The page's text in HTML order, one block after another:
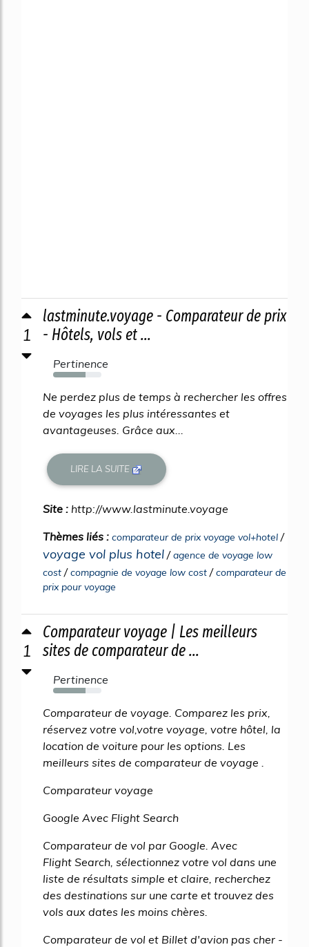
1
lastminute.voyage - Comparateur de prix
- Hôtels, vols et ...
Pertinence
67%
Ne perdez plus de temps à rechercher les offres
de voyages les plus intéressantes et
avantageuses. Grâce aux...
LIRE LA SUITE
Site : http://www.lastminute.voyage
Thèmes liés : comparateur de prix voyage vol+hotel /
voyage vol plus hotel /agence de voyage low
cost /compagnie de voyage low cost /comparateur de
prix pour voyage
1
Comparateur voyage | Les meilleurs
sites de comparateur de ...
Pertinence
67%
Comparateur de voyage. Comparez les prix,
réservez votre vol,votre voyage, votre hôtel, la
location de voiture pour les options. Les
meilleurs sites de comparateur de voyage .
Comparateur voyage
Google Avec Flight Search
Comparateur de vol par Google. Avec
Flight Search, sélectionnez votre vol dans une
liste de résultats simple et claire, recherchez
des destinations sur une carte et trouvez des
vols aux dates les moins chères.
Comparateur de vol et Billet d'avion pas cher -